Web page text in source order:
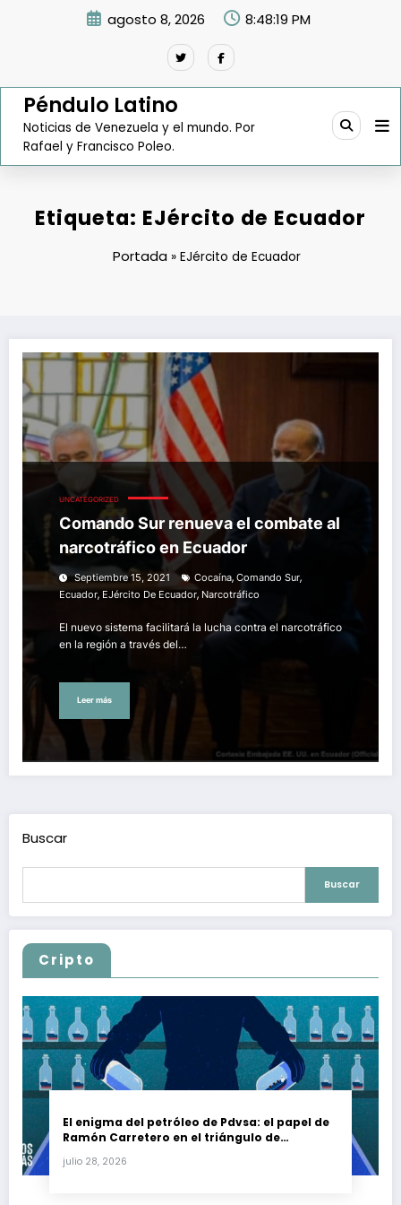
agosto 8, 2026 8:48:20 PM
Péndulo Latino
Noticias de Venezuela y el mundo. Por
Rafael y Francisco Poleo.
Etiqueta: EJército de Ecuador
Portada» EJército de Ecuador
Comando Sur renueva el combate al narcotráfico en Ecuador
UNCATEGORIZED
Comando Sur renueva el combate al
narcotráfico en Ecuador
Septiembre 15, 2021 Cocaína, Comando Sur,
Ecuador, EJército De Ecuador, Narcotráfico
El nuevo sistema facilitará la lucha contra el narcotráfico
en la región a través del…
Leer más
Buscar
Buscar
Cripto
El enigma del petróleo de Pdvsa: el papel de
Ramón Carretero en el triángulo de
julio 28, 2026